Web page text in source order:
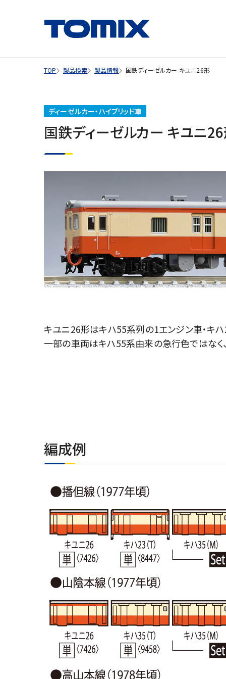
TOP 製品検索 製品情報 国鉄ディーゼルカー キユニ26形
ディーゼルカー・ハイブリッド車
国鉄ディーゼルカー キユニ
キユニ26形はキハ55系列の1エンジン車・キ
一部の車両はキハ55系由来の急行色ではなく
編成例